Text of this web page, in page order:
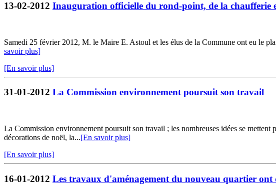
13-02-2012 Inauguration officielle du rond-point, de la chaufferie
Samedi 25 février 2012, M. le Maire E. Astoul et les élus de la Commune ont eu le
savoir plus]
[En savoir plus]
31-01-2012 La Commission environnement poursuit son travail
La Commission environnement poursuit son travail ; les nombreuses idées se
décorations de noël, la...[En savoir plus]
[En savoir plus]
16-01-2012 Les travaux d'aménagement du nouveau quartier ont